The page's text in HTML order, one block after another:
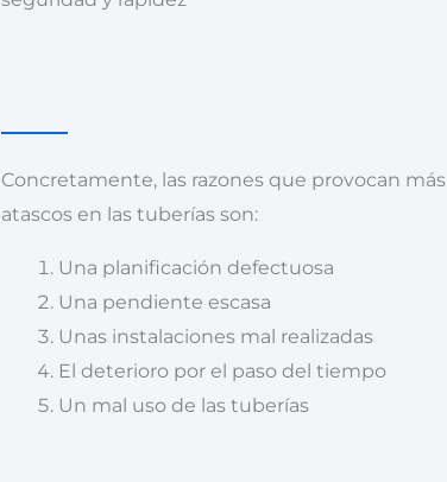
Concretamente, las razones que provocan más
atascos en las tuberías son:
Una planificación defectuosa
Una pendiente escasa
Unas instalaciones mal realizadas
El deterioro por el paso del tiempo
Un mal uso de las tuberías